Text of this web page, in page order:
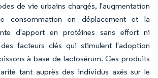
de vie urbains chargés, l'augmentation
consommation en déplacement et la
d'apport en protéines sans effort ni
facteurs clés qui stimulent l'adoption
à base de lactosérum. Ces produits
tant auprès des individus axés sur le